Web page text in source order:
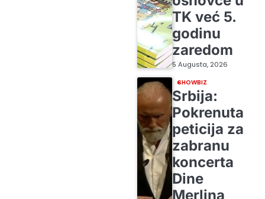
TK već 5.
godinu
zaredom
5 Augusta, 2026
SHOWBIZ
Srbija:
Pokrenuta
peticija za
zabranu
koncerta
Dine
Merlina